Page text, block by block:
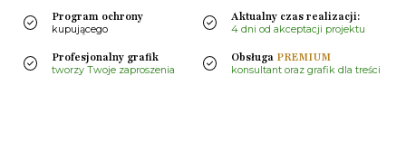
Program ochrony
kupującego
Aktualny czas realizacji:
4 dni od akceptacji projektu
Profesjonalny grafik
tworzy Twoje zaproszenia
Obsługa PREMIUM
konsultant oraz grafik dla treści